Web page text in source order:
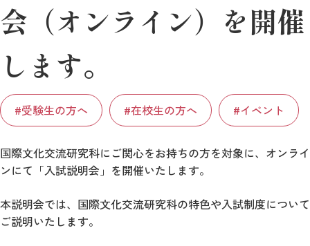
会（オンライン）を開催
します。
#受験生の方へ #在校生の方へ #イベント
国際文化交流研究科にご関心をお持ちの方を対象に、オンライ
ンにて「入試説明会」を開催いたします。
本説明会では、国際文化交流研究科の特色や入試制度について
ご説明いたします。